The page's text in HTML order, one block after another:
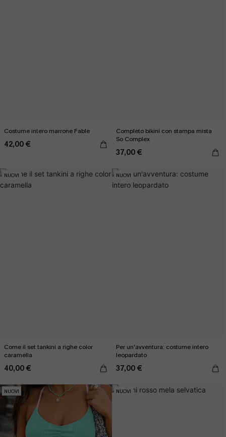
Costume intero marrone Fable
42,00 €
Completo bikini con stampa mista
So Complex
37,00 €
NUOVI
Come il set tankini a righe color
caramella
40,00 €
NUOVI
Per un'avventura: costume intero
leopardato
37,00 €
NUOVI NUOVI